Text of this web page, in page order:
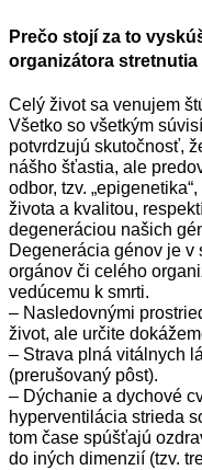
Prečo stojí za to
organizátora stretnutia
Celý život sa venujem
Všetko so všetkým
potvrdzujú skutočnosť,
nášho šťastia, ale
odbor, tzv.
života a kvalitou,
degeneráciou našich
Degenerácia génov je
orgánov či celého
vedúcemu k smrti.
– Nasledovnými
život, ale určite
– Strava plná vitálnych
(prerušovaný pôst).
– Dýchanie a dychové
hyperventilácia strieda
tom čase spúšťajú
do iných dimenzií (tzv.